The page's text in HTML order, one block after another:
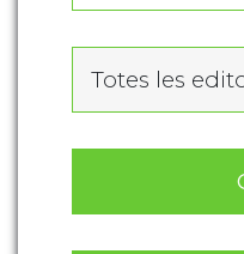
Totes les